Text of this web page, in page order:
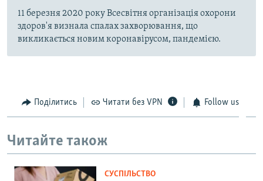
11 березня 2020 року Всесвітня організація охорони
здоров'я визнала спалах захворювання, що
викликається новим коронавірусом, пандемією.
Поділитись Читати без VPN Follow us
Читайте також
СУСПІЛЬСТВО